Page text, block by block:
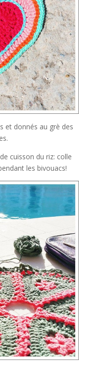
et donnés au grè des
cuisson du riz: colle
les bivouacs!